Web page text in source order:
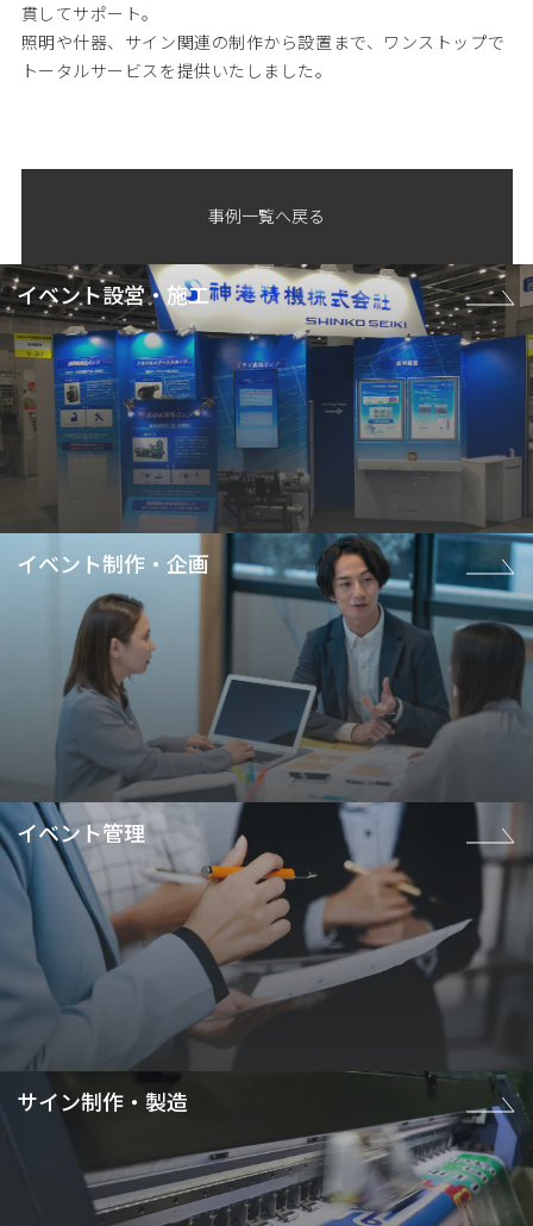
貫してサポート。
照明や什器、サイン関連の制作から設置まで、ワンストップで
トータルサービスを提供いたしました。
事例一覧へ戻る
イベント設営・施工
イベント制作・企画
イベント管理
サイン制作・製造